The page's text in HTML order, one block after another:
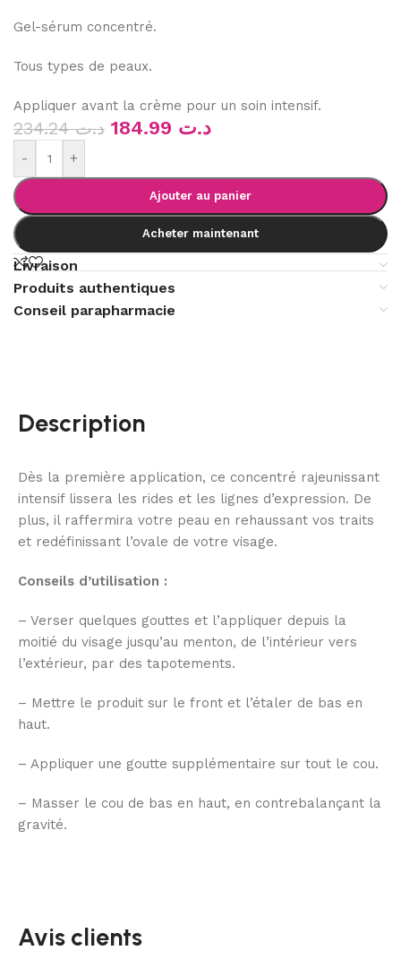
Gel-sérum concentré.
Tous types de peaux.
Appliquer avant la crème pour un soin intensif.
د.ت234.24 د.ت
- +
Ajouter au panier
Acheter maintenant
Livraison
Produits authentiques
Conseil parapharmacie
Description
Dès la première application, ce concentré rajeunissant
intensif lissera les rides et les lignes d’expression. De
plus, il raffermira votre peau en rehaussant vos traits
et redéfinissant l’ovale de votre visage.
Conseils d’utilisation :
– Verser quelques gouttes et l’appliquer depuis la
moitié du visage jusqu’au menton, de l’intérieur vers
l’extérieur, par des tapotements.
– Mettre le produit sur le front et l’étaler de bas en
haut.
– Appliquer une goutte supplémentaire sur tout le cou.
– Masser le cou de bas en haut, en contrebalançant la
gravité.
Avis clients